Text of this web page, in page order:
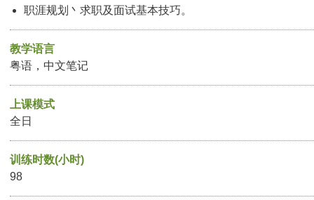
职涯规划丶求职及面试基本技巧。
教学语言
粤语，中文笔记
上课模式
全日
训练时数(小时)
98